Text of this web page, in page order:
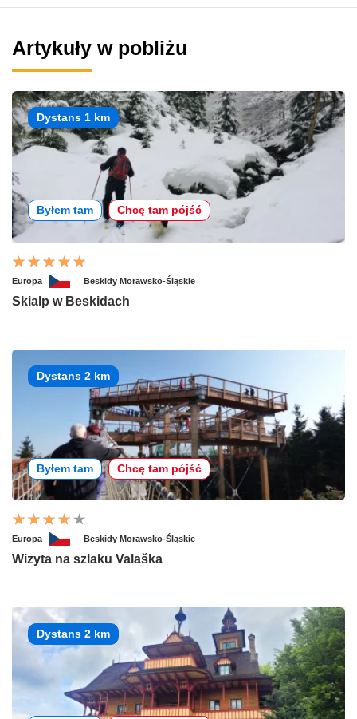
Artykuły w pobliżu
Dystans 1 km
Byłem tam Chcę tam pójść
Europa Beskidy Morawsko-Śląskie
Skialp w Beskidach
Dystans 2 km
Byłem tam Chcę tam pójść
Europa Beskidy Morawsko-Śląskie
Wizyta na szlaku Valaška
Dystans 2 km